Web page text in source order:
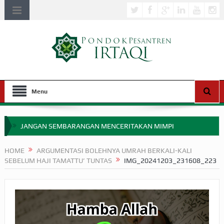
Menu
JANGAN SEMBARANGAN MENCERITAKAN MIMPI
MIMPI YANG DIABAIKAN MENJELANG PERANG BADAR
SEBELUM TIBA SAAT WAJIB?
HAKIKAT NIKMAT DI DUNIA!
HOME
ARGUMENTASI BOLEHNYA UMRAH BERKALI-KALI
SEBELUM HAJI TAMATTU’ TUNTAS
IMG_20241203_231608_223